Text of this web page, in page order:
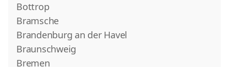
Bottrop
Bramsche
Brandenburg an der Havel
Braunschweig
Bremen